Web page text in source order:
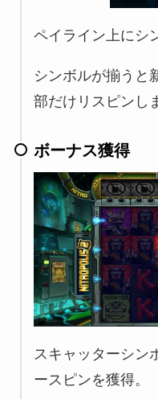
ペイライン上にシ
シンボルが揃うと
部だけリスピンし
ボーナス獲得
スキャッターシン
ースピンを獲得。